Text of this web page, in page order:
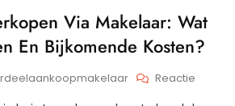
Via Makelaar: Wat
En Bijkomende Kosten?
Reactie